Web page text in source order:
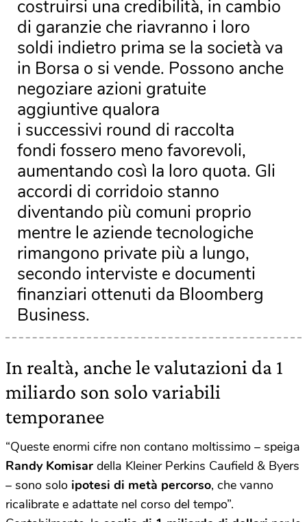
costruirsi una credibilità, in cambio
di garanzie che riavranno i loro
soldi indietro prima se la società va
in Borsa o si vende. Possono anche
negoziare azioni gratuite
aggiuntive qualora
i successivi round di raccolta
fondi fossero meno favorevoli,
aumentando così la loro quota. Gli
accordi di corridoio stanno
diventando più comuni proprio
mentre le aziende tecnologiche
rimangono private più a lungo,
secondo interviste e documenti
finanziari ottenuti da Bloomberg
Business.
In realtà, anche le valutazioni da 1
miliardo son solo variabili
temporanee
“Queste enormi cifre non contano moltissimo – speiga
Randy Komisar della Kleiner Perkins Caufield & Byers
– sono solo ipotesi di metà percorso, che vanno
ricalibrate e adattate nel corso del tempo”.